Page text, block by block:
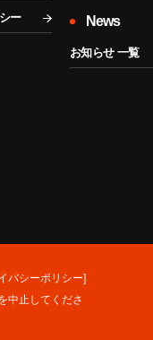
ー News
お知らせ 一覧
イン
バシーポリシー]
中止してくださ